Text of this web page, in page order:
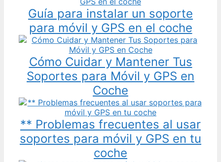
Guía para instalar un soporte
para móvil y GPS en el coche
Cómo Cuidar y Mantener Tus
Soportes para Móvil y GPS en
Coche
** Problemas frecuentes al usar
soportes para móvil y GPS en tu
coche